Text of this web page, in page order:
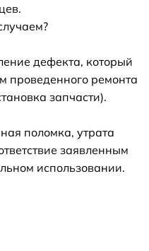
дефекта, который
проведенного ремонта
запчасти).
поломка, утрата
заявленным
использовании.